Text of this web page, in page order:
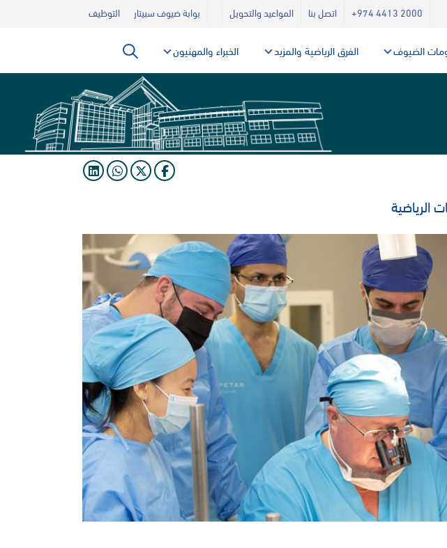
+974 4413 2000 اتصل بنا المواعيد والتحويل بوابة ضيوف سبيتار التوظيف
الضيوف الفرق الرياضية والمزيد الخبراء والمهنيون
الرياضية